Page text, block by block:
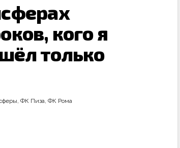
кого я
только
, ФК Пиза, ФК Рома